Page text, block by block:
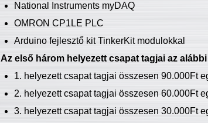
National Instruments myDAQ
OMRON CP1LE PLC
Arduino fejlesztő kit TinkerKit modulokkal
Az első három helyezett csapat tagjai az
1. helyezett csapat tagjai összesen 90.000Ft
2. helyezett csapat tagjai összesen 60.000Ft
3. helyezett csapat tagjai összesen 30.000Ft